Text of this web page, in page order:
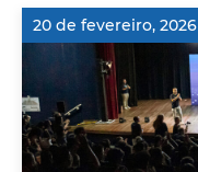
20 de fevereiro, 2026